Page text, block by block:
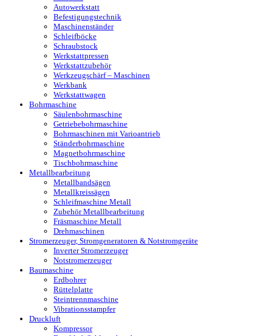
Autowerkstatt
Befestigungstechnik
Maschinenständer
Schleifböcke
Schraubstock
Werkstattpressen
Werkstattzubehör
Werkzeugschärf – Maschinen
Werkbank
Werkstattwagen
Bohrmaschine
Säulenbohrmaschine
Getriebebohrmaschine
Bohrmaschinen mit Varioantrieb
Ständerbohrmaschine
Magnetbohrmaschine
Tischbohrmaschine
Metallbearbeitung
Metallbandsägen
Metallkreissägen
Schleifmaschine Metall
Zubehör Metallbearbeitung
Fräsmaschine Metall
Drehmaschinen
Stromerzeuger, Stromgeneratoren & Notstromgeräte
Inverter Stromerzeuger
Notstromerzeuger
Baumaschine
Erdbohrer
Rüttelplatte
Steintrennmaschine
Vibrationsstampfer
Druckluft
Kompressor